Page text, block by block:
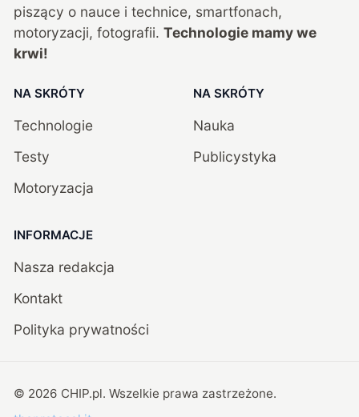
piszący o nauce i technice, smartfonach,
motoryzacji, fotografii. Technologie mamy we
krwi!
NA SKRÓTY
Technologie
Testy
Motoryzacja
NA SKRÓTY
Nauka
Publicystyka
INFORMACJE
Nasza redakcja
Kontakt
Polityka prywatności
© 2026 CHIP.pl. Wszelkie prawa zastrzeżone.